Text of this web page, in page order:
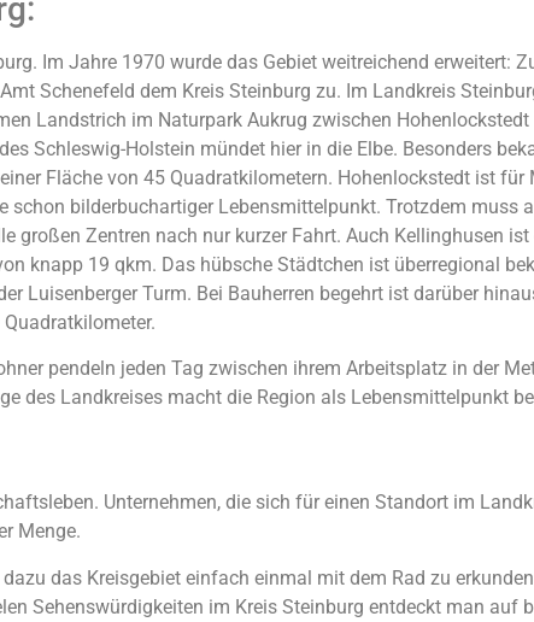
Im Jahre 1970 wurde das Gebiet weitreichend erweitert:
Schenefeld dem Kreis Steinburg zu. Im Landkreis
Landstrich im Naturpark Aukrug zwischen
Schleswig-Holstein mündet hier in die Elbe. Besonders
Fläche von 45 Quadratkilometern. Hohenlockstedt ist für
schon bilderbuchartiger Lebensmittelpunkt. Trotzdem muss
Zentren nach nur kurzer Fahrt. Auch Kellinghusen
knapp 19 qkm. Das hübsche Städtchen ist überregional
Luisenberger Turm. Bei Bauherren begehrt ist darüber
pendeln jeden Tag zwischen ihrem Arbeitsplatz in der
des Landkreises macht die Region als Lebensmittelpunkt
Unternehmen, die sich für einen Standort im
Menge.
das Kreisgebiet einfach einmal mit dem Rad zu
Sehenswürdigkeiten im Kreis Steinburg entdeckt man auf